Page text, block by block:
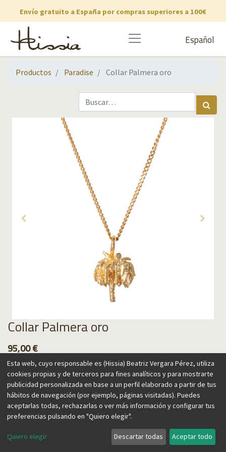
Envío gratuito a España por compras superiores a 100€
Español
Productos Paradise Collar Palmera oro
Collar Palmera oro
95,00€
Agregar al carrito
La exuberante naturaleza de las Islas Canarias, donde vive la
Esta web, cuyo responsable es (Hissia) Beatriz Vergara Pérez, utiliza
cookies propias y de terceros para fines analíticos y para mostrarte
publicidad personalizada en base a un perfil elaborado a partir de tus
hábitos de navegación (por ejemplo, páginas visitadas). Puedes
aceptarlas todas, rechazarlas o ver más información y configurar tus
preferencias pulsando en "Quiero elegir".
Quiero elegir Descartar todas Aceptar todo